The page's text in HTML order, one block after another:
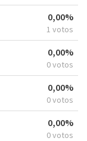
0,00%
1 votos
0,00%
0 votos
0,00%
0 votos
0,00%
0 votos